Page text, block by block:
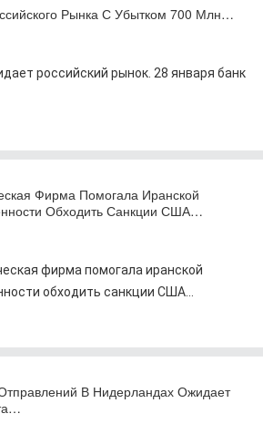
Рынка С Убытком 700 Млн…
российский рынок. 28 января банк
Фирма Помогала Иранской
Обходить Санкции США…
фирма помогала иранской
обходить санкции США...
В Нидерландах Ожидает